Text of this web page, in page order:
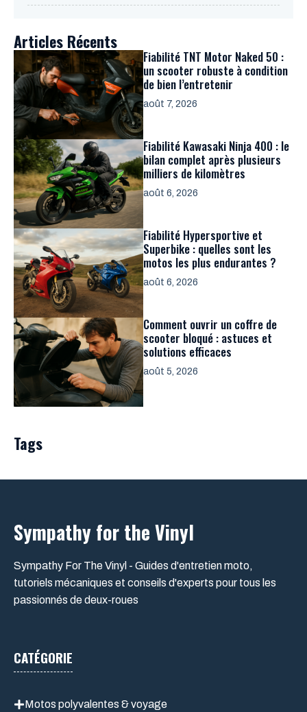
Articles Récents
Fiabilité TNT Motor Naked 50 :
un scooter robuste à condition
de bien l’entretenir
août 7, 2026
Fiabilité Kawasaki Ninja 400 : le
bilan complet après plusieurs
milliers de kilomètres
août 6, 2026
Fiabilité Hypersportive et
Superbike : quelles sont les
motos les plus endurantes ?
août 6, 2026
Comment ouvrir un coffre de
scooter bloqué : astuces et
solutions efficaces
août 5, 2026
Tags
Sympathy for the Vinyl
Sympathy For The Vinyl - Guides d'entretien moto,
tutoriels mécaniques et conseils d'experts pour tous les
passionnés de deux-roues
CATÉGORIE
Motos polyvalentes & voyage